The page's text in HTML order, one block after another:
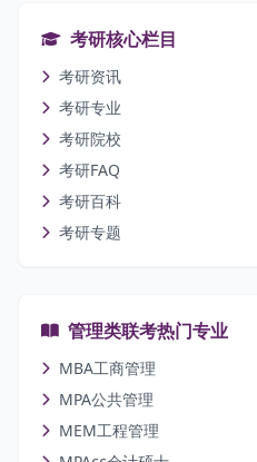
考研核心栏目
考研资讯
考研专业
考研院校
考研FAQ
考研百科
考研专题
管理类联考热门专业
MBA工商管理
MPA公共管理
MEM工程管理